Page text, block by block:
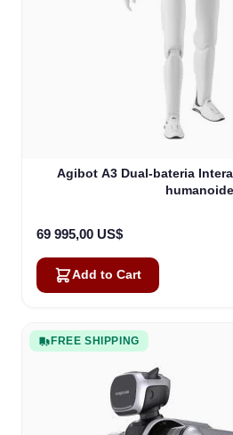
Agibot A3 Dual-bateria
humanoide
69 995,00 US$
Add to Cart
FREE SHIPPING